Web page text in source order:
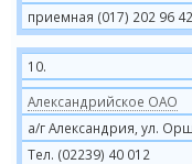
приемная (017) 202 96 42
10.
Александрийское ОАО
а/г Александрия, ул.
Тел. (02239) 40 012